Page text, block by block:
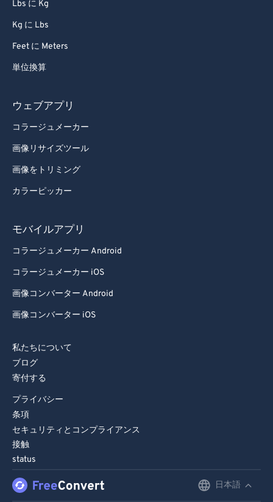
Lbs に Kg
Kg に Lbs
Feet に Meters
単位換算
ウェブアプリ
コラージュメーカー
画像リサイズツール
画像をトリミング
カラーピッカー
モバイルアプリ
コラージュメーカー Android
コラージュメーカー iOS
画像コンバーター Android
画像コンバーター iOS
私たちについて
ブログ
寄付する
プライバシー
条項
セキュリティとコンプライアンス
接触
status
日本語